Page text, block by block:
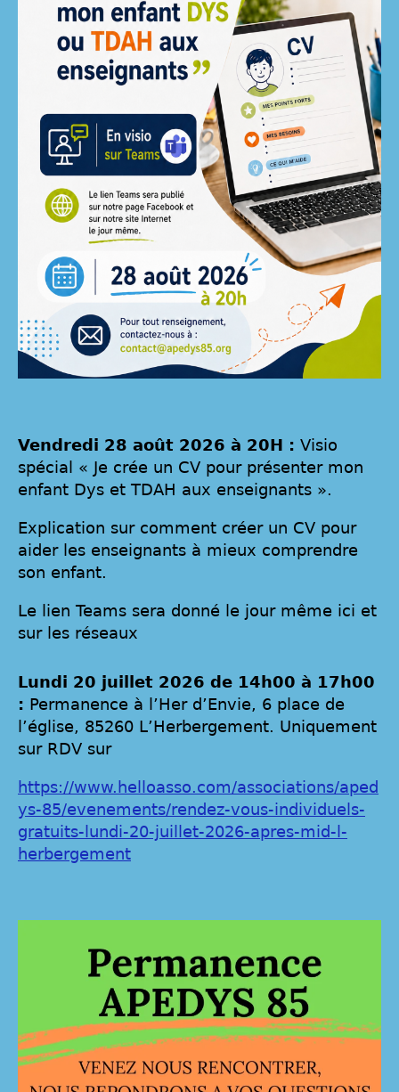
Vendredi 28 août 2026 à 20H : Visio
spécial « Je crée un CV pour présenter mon
enfant Dys et TDAH aux enseignants ».
Explication sur comment créer un CV pour
aider les enseignants à mieux comprendre
son enfant.
Le lien Teams sera donné le jour même ici et
sur les réseaux
Lundi 20 juillet 2026 de 14h00 à 17h00
: Permanence à l’Her d’Envie, 6 place de
l’église, 85260 L’Herbergement. Uniquement
sur RDV sur
https://www.helloasso.com/associations/aped
ys-85/evenements/rendez-vous-individuels-
gratuits-lundi-20-juillet-2026-apres-mid-l-
herbergement